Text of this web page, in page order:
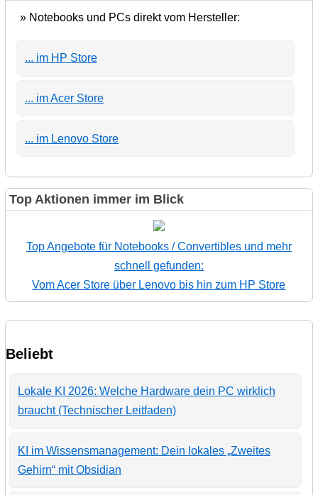
» Notebooks und PCs direkt vom Hersteller:
... im HP Store
... im Acer Store
... im Lenovo Store
Top Aktionen immer im Blick
Top Angebote für Notebooks / Convertibles und mehr
schnell gefunden:
Vom Acer Store über Lenovo bis hin zum HP Store
Beliebt
Lokale KI 2026: Welche Hardware dein PC wirklich
braucht (Technischer Leitfaden)
KI im Wissensmanagement: Dein lokales „Zweites
Gehirn“ mit Obsidian